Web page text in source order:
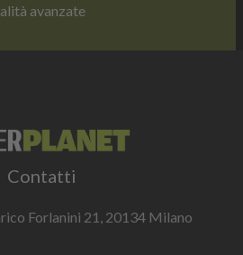
avanzate
Contatti
Forlanini 21, 20134 Milano